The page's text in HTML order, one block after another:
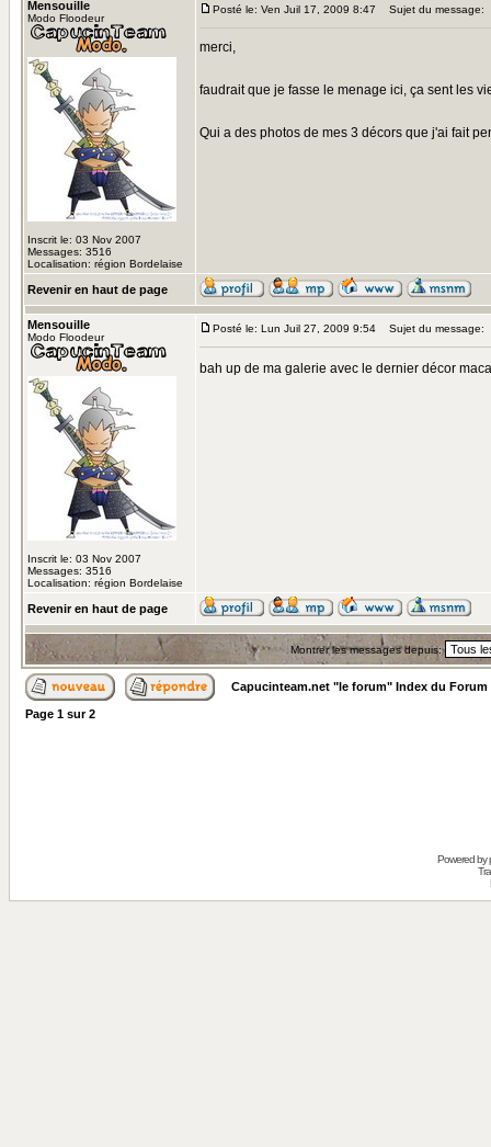
Mensouille
Modo Floodeur
Inscrit le: 03 Nov 2007
Messages: 3516
Localisation: région Bordelaise
Posté le: Ven Juil 17, 2009 8:47 Sujet du message:
merci,
faudrait que je fasse le menage ici, ça sent les
Qui a des photos de mes 3 décors que j'ai fait
Revenir en haut de page
Mensouille
Modo Floodeur
Inscrit le: 03 Nov 2007
Messages: 3516
Localisation: région Bordelaise
Posté le: Lun Juil 27, 2009 9:54 Sujet du message:
bah up de ma galerie avec le dernier décor
Revenir en haut de page
Montrer les messages depuis:
Capucinteam.net "le forum" Index du Forum
Page 1 sur2
Powered by